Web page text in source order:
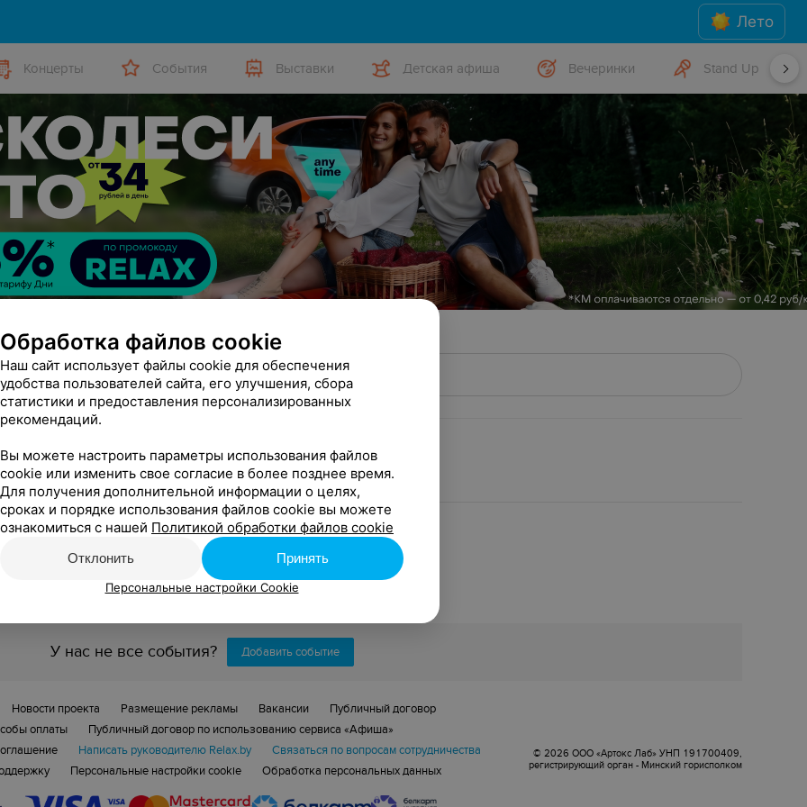
Лето
Концерты События Выставки Детская афиша Вечеринки Stand Up
условиям фильтра.
У нас не все события? Добавить событие
Новости проекта Размещение рекламы Вакансии
Публичный договор
оплаты
Публичный договор по использованию сервиса «Афиша»
Написать руководителю Relax.by
Связаться по вопросам сотрудничества
Персональные настройки cookie Обработка персональных данных
© 2026 ООО «Артокс Лаб» УНП 191700409,
регистрирующий орган - Минский горисполком
Обработка файлов cookie
Наш сайт использует файлы cookie для обеспечения
удобства пользователей сайта, его улучшения, сбора
статистики и предоставления персонализированных
рекомендаций.
Вы можете настроить параметры использования файлов
cookie или изменить свое согласие в более позднее время.
Для получения дополнительной информации о целях,
сроках и порядке использования файлов cookie вы можете
ознакомиться с нашей Политикой обработки файлов cookie
Отклонить Принять
Персональные настройки Cookie